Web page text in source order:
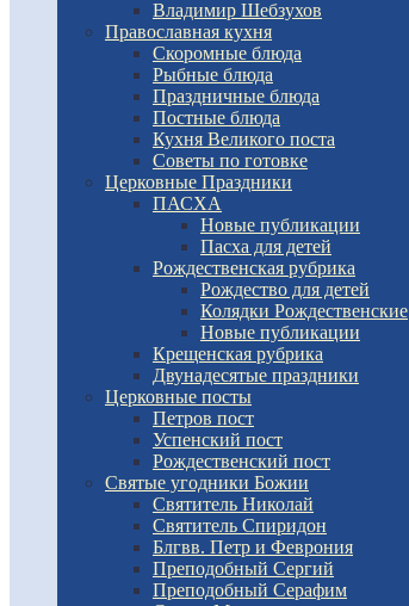
Владимир Шебзухов
Православная кухня
Скоромные блюда
Рыбные блюда
Праздничные блюда
Постные блюда
Кухня Великого поста
Советы по готовке
Церковные Праздники
ПАСХА
Новые публикации
Пасха для детей
Рождественская рубрика
Рождество для детей
Колядки Рождественские
Новые публикации
Крещенская рубрика
Двунадесятые праздники
Церковные посты
Петров пост
Успенский пост
Рождественский пост
Святые угодники Божии
Святитель Николай
Святитель Спиридон
Блгвв. Петр и Феврония
Преподобный Сергий
Преподобный Серафим